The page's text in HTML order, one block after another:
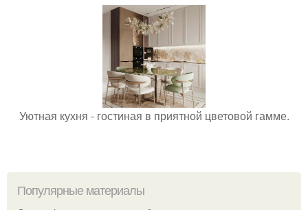
Уютная кухня - гостиная в приятной цветовой гамме.
Популярные материалы